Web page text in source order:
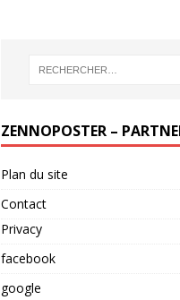
ZENNOPOSTER –
Plan du site
Contact
Privacy
facebook
google